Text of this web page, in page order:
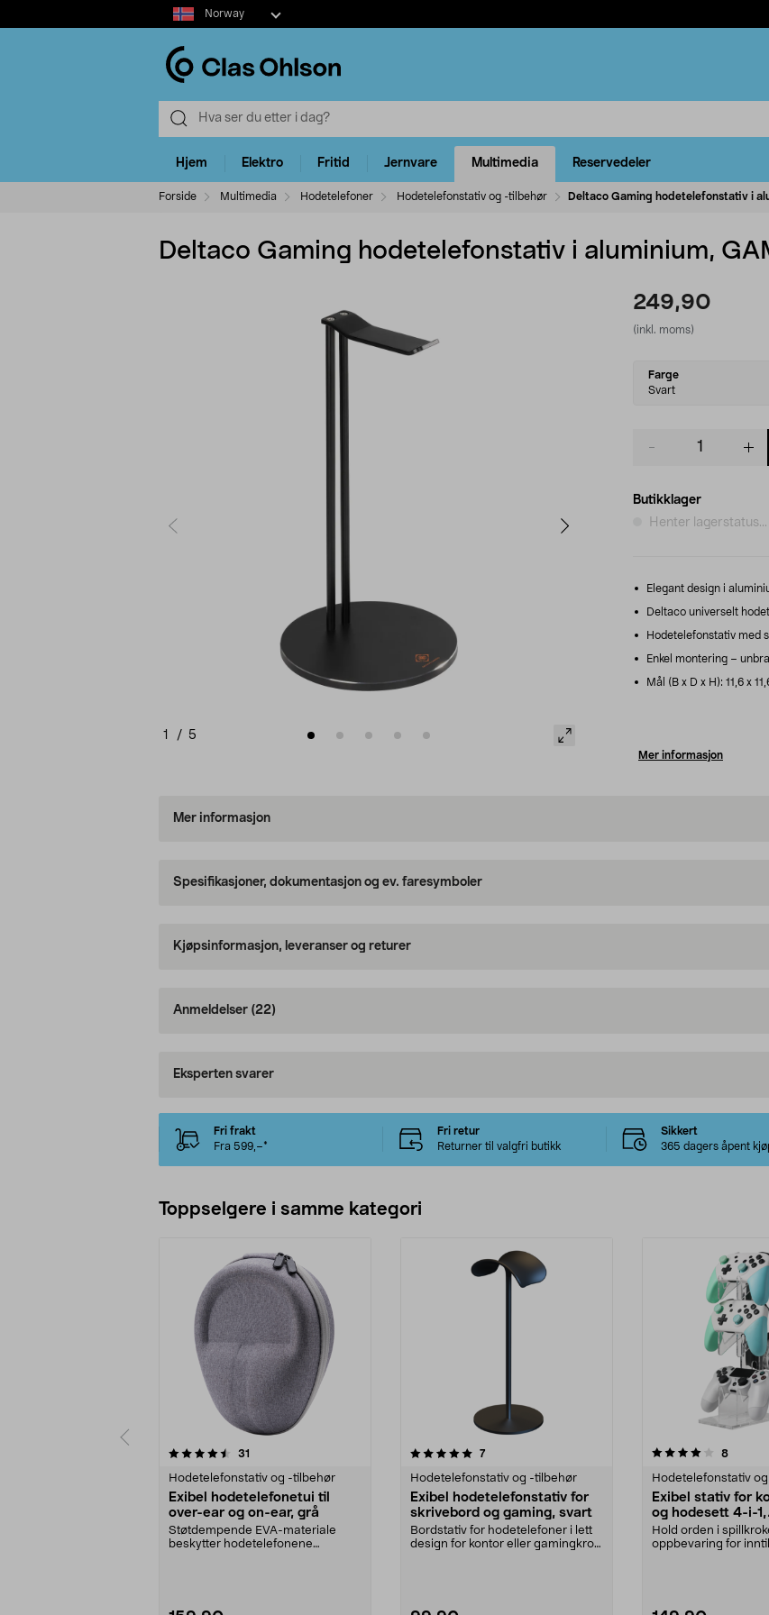
Select
market
Norway
Hjem Elektro Fritid Jernvare Multimedia Reservedeler
Forside Multimedia Hodetelefoner Hodetelefonstativ og -tilbehør Deltaco Gaming hodetelefonstativ i
Deltaco Gaming hodetelefonstativ i aluminium,
1 / 5
249,90
(inkl. moms)
Select
variant
Farge
Svart
Butikklager
Henter lagerstatus...
Elegant design i
Deltaco universelt
Hodetelefonstativ med
Enkel montering –
Mål (B x D x H): 11,6 x
Mer informasjon
Mer informasjon
Spesifikasjoner, dokumentasjon og ev. faresymboler
Kjøpsinformasjon, leveranser og returer
Anmeldelser (22)
Eksperten svarer
Fri frakt
Fra 599,–*
Fri retur
Returner til valgfri butikk
Sikkert
365 dagers åpent
Toppselgere i samme kategori
31
Hodetelefonstativ og -tilbehør
Exibel hodetelefonetui til
over-ear og on-ear, grå
Støtdempende EVA-materiale
beskytter hodetelefonene
5.0 av 5 stjerner 7anmeldelser
Hodetelefonstativ og -tilbehør
Exibel hodetelefonstativ for
skrivebord og gaming, svart
Bordstativ for hodetelefoner i lett
design for kontor eller gamingkrok.
4.0 av 5 stjerner 8
Hodetelefonstativ
Exibel stativ for
og hodesett 4-i-1,
transparent
Hold orden i
oppbevaring for
0.0 av 5